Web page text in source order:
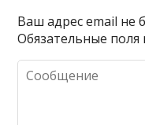
Ваш адрес email не
Обязательные